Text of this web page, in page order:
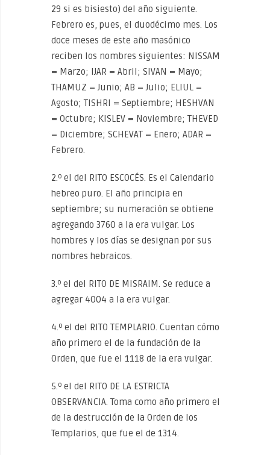
29 si es bisiesto) del año siguiente.
Febrero es, pues, el duodécimo mes. Los
doce meses de este año masónico
reciben los nombres siguientes: NISSAM
= Marzo; IJAR = Abril; SIVAN = Mayo;
THAMUZ = Junio; AB = Julio; ELIUL =
Agosto; TISHRI = Septiembre; HESHVAN
= Octubre; KISLEV = Noviembre; THEVED
= Diciembre; SCHEVAT = Enero; ADAR =
Febrero.
2.º el del RITO ESCOCÉS. Es el Calendario
hebreo puro. El año principia en
septiembre; su numeración se obtiene
agregando 3760 a la era vulgar. Los
hombres y los días se designan por sus
nombres hebraicos.
3.º el del RITO DE MISRAIM. Se reduce a
agregar 4004 a la era vulgar.
4.º el del RITO TEMPLARIO. Cuentan cómo
año primero el de la fundación de la
Orden, que fue el 1118 de la era vulgar.
5.º el del RITO DE LA ESTRICTA
OBSERVANCIA. Toma como año primero el
de la destrucción de la Orden de los
Templarios, que fue el de 1314.